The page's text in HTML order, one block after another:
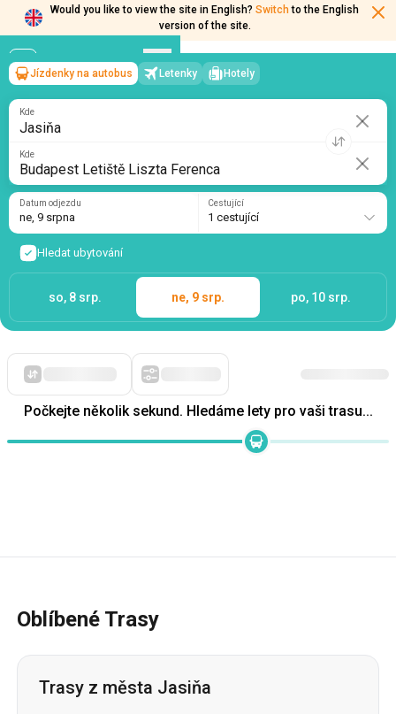
Would you like to view the site in English? Switch to the English
version of the site.
Jasiňa→Budapest Letiště Liszta Ferenca
ne, 9 srpna/1 cestující
Jízdenky na autobus Letenky Hotely
Kde
Kde
Datum odjezdu
ne, 9 srpna
Cestující
1 cestující
Hledat ubytování
so, 8 srp. ne, 9 srp. po, 10 srp.
Jasiňa -Ivano-Frankivsk